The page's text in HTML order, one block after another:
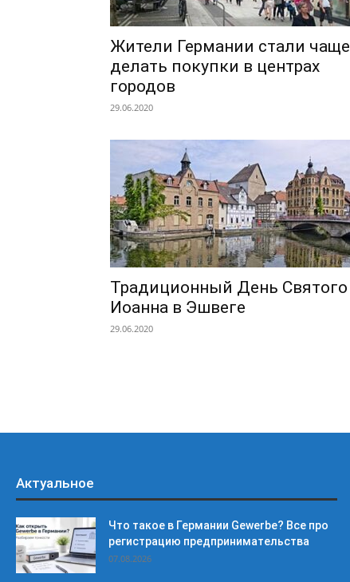
Жители Германии стали чаще
делать покупки в центрах
городов
29.06.2020
Традиционный День Святого
Иоанна в Эшвеге
29.06.2020
Актуальное
Что такое в Германии Gewerbe? Все про
регистрацию предпринимательства
07.08.2026